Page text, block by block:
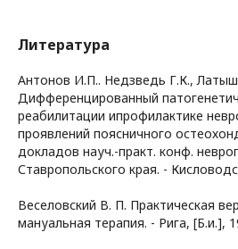
Литература
Антонов И.П.. Недзведь Г.К.,
Дифференцированный
реабилитации ипрофилактике
проявлений поясничного
докладов науч.-практ. конф.
Ставропольского края. -
Веселовский В. П. Практическая
мануальная терапия. - Рига, [Б.и.],